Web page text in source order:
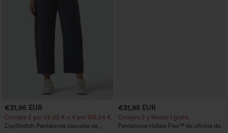
€31,95 EUR
Compra 2 por 52,62 € o 4 por 105,24 €.
DayStretch Pantalones casuales de
€31,95 EUR
Compra 2 y llévate 1 gratis
Pantalones Halara Flex™ de oficina de